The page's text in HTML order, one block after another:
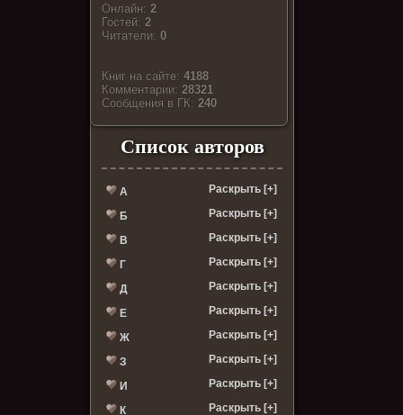
Онлайн:2
Гостей:2
Читатели:0
Книг на сайте:4188
Комментарии:28321
Cообщения в ГК:240
Список авторов
А Раскрыть [+]
Б Раскрыть [+]
В Раскрыть [+]
Г Раскрыть [+]
Д Раскрыть [+]
Е Раскрыть [+]
Ж Раскрыть [+]
З Раскрыть [+]
И Раскрыть [+]
К Раскрыть [+]